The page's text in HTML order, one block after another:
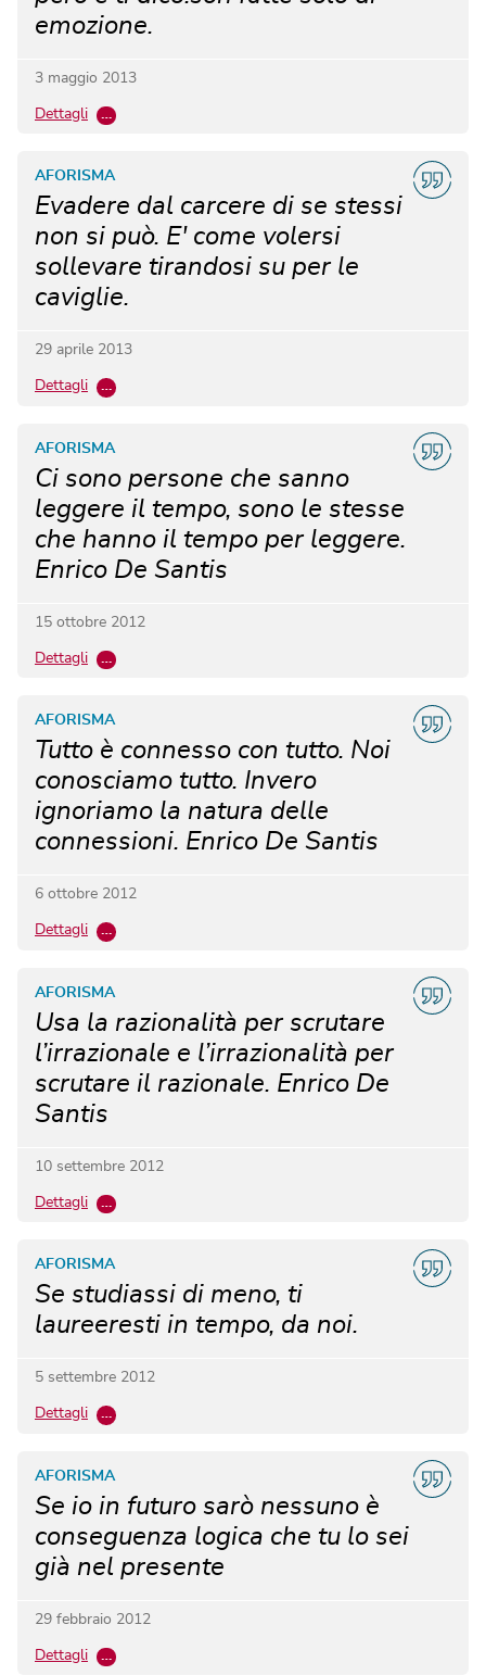
emozione.
3 maggio 2013
Dettagli …
Evadere dal carcere di se stessi
non si può. E' come volersi
sollevare tirandosi su per le
caviglie.
AFORISMA
29 aprile 2013
Dettagli …
Ci sono persone che sanno
leggere il tempo, sono le stesse
che hanno il tempo per leggere.
Enrico De Santis
AFORISMA
15 ottobre 2012
Dettagli …
Tutto è connesso con tutto. Noi
conosciamo tutto. Invero
ignoriamo la natura delle
connessioni. Enrico De Santis
AFORISMA
6 ottobre 2012
Dettagli …
Usa la razionalità per scrutare
l’irrazionale e l’irrazionalità per
scrutare il razionale. Enrico De
Santis
AFORISMA
10 settembre 2012
Dettagli …
Se studiassi di meno, ti
laureeresti in tempo, da noi.
AFORISMA
5 settembre 2012
Dettagli …
Se io in futuro sarò nessuno è
conseguenza logica che tu lo sei
già nel presente
AFORISMA
29 febbraio 2012
Dettagli …